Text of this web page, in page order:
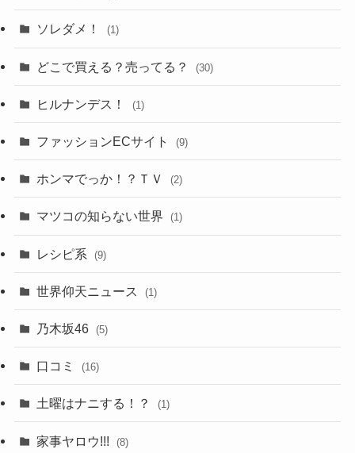
ソレダメ！ (1)
どこで買える？売ってる？ (30)
ヒルナンデス！ (1)
ファッションECサイト (9)
ホンマでっか！？ＴＶ (2)
マツコの知らない世界 (1)
レシピ系 (9)
世界仰天ニュース (1)
乃木坂46 (5)
口コミ (16)
土曜はナニする！？ (1)
家事ヤロウ!!! (8)